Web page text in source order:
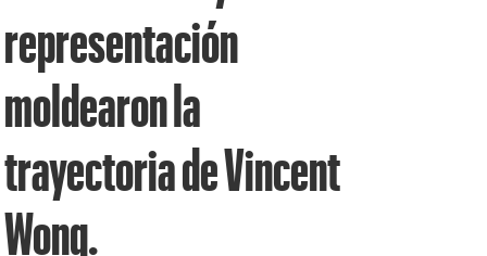
representación
moldearon la
trayectoria de Vincent
Wong.